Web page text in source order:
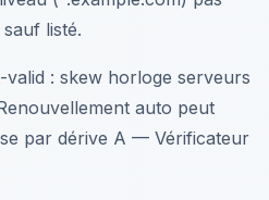
listé.
: skew horloge serveurs
auto peut
par dérive A — Vérificateur